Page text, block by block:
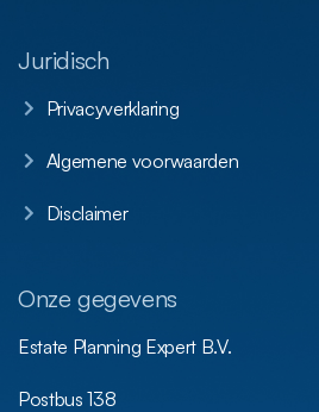
Juridisch
Privacyverklaring
Algemene voorwaarden
Disclaimer
Onze gegevens
Estate Planning Expert B.V.
Postbus 138